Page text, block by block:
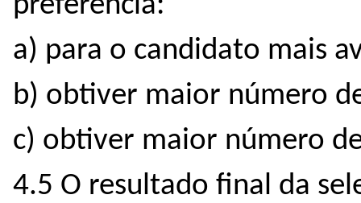
a) para o candidato mais
b) obtiver maior número
c) obtiver maior número
4.5 O resultado final da